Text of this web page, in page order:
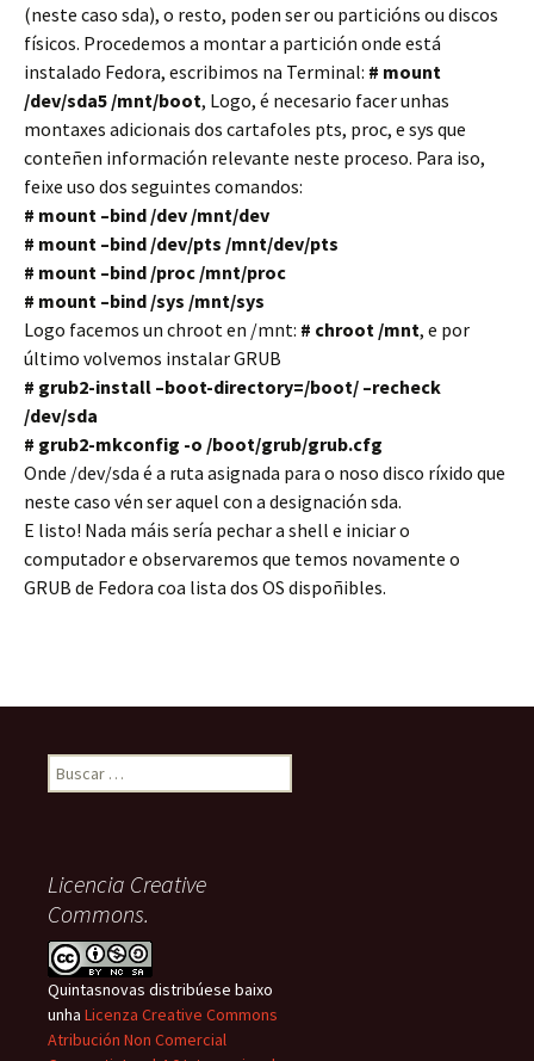
(neste caso sda), o resto, poden ser ou particións ou discos
físicos. Procedemos a montar a partición onde está
instalado Fedora, escribimos na Terminal: # mount
/dev/sda5 /mnt/boot, Logo, é necesario facer unhas
montaxes adicionais dos cartafoles pts, proc, e sys que
conteñen información relevante neste proceso. Para iso,
feixe uso dos seguintes comandos:
# mount –bind /dev /mnt/dev
# mount –bind /dev/pts /mnt/dev/pts
# mount –bind /proc /mnt/proc
# mount –bind /sys /mnt/sys
Logo facemos un chroot en /mnt: # chroot /mnt, e por
último volvemos instalar GRUB
# grub2-install –boot-directory=/boot/ –recheck
/dev/sda
# grub2-mkconfig -o /boot/grub/grub.cfg
Onde /dev/sda é a ruta asignada para o noso disco ríxido que
neste caso vén ser aquel con a designación sda.
E listo! Nada máis sería pechar a shell e iniciar o
computador e observaremos que temos novamente o
GRUB de Fedora coa lista dos OS dispoñibles.
Buscar:
Licencia Creative
Commons.
Quintasnovas distribúese baixo
unha Licenza Creative Commons
Atribución Non Comercial